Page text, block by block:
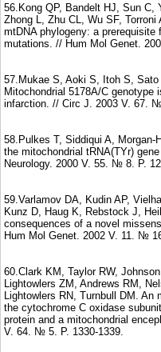
56.Kong QP, Bandelt HJ, Sun C,
Zhong L, Zhu CL, Wu SF,
mtDNA phylogeny: a
mutations. // Hum Mol Genet.
57.Mukae S, Aoki S, Itoh S,
Mitochondrial 5178A/C genotype
infarction. // Circ J. 2003 V. 67. №
58.Pulkes T, Siddiqui A,
the mitochondrial tRNA(TYr)
Neurology. 2000 V. 55. № 8. P.
59.Varlamov DA, Kudin AP,
Kunz D, Haug K, Rebstock J,
consequences of a novel
Hum Mol Genet. 2002 V. 11. №
60.Clark KM, Taylor RW,
Lightowlers ZM, Andrews RM,
Lightowlers RN, Turnbull DM. An
the cytochrome C oxidase
protein and a mitochondrial
V. 64. № 5. P. 1330-1339.